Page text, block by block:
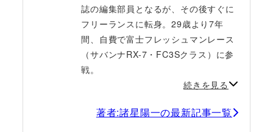
誌の編集部員となるが、その後すぐに
フリーランスに転身。29歳より7年
間、自費で富士フレッシュマンレース
（サバンナRX-7・FC3Sクラス）に参
戦。
続きを見る
著者:諸星陽一の最新記事一覧